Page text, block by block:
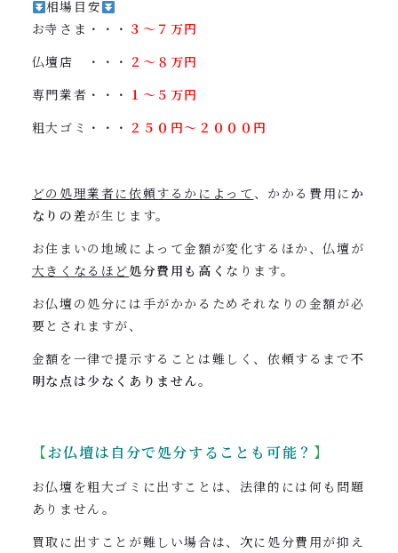
相場目安
お寺さま・・・ ３〜７万円
仏壇店 ・・・ ２〜８万円
専門業者・・・ １〜５万円
粗大ゴミ・・・ ２５０円〜２０００円
どの処理業者に依頼するかによって、かかる費用に か
なりの差が生じます。
お住まいの地域によって金額が変化するほか、仏壇が
大きくなるほど処分費用も高く なります。
お仏壇の処分には手がかかるためそれなりの金額が必
要とされますが、
金額を一律で提示することは難しく、依頼するまで不
明な点は少なくありません。
【お仏壇は 自分で処分することも可能？ 】
お仏壇を粗大ゴミに出すことは、法律的には何も問題
ありません。
買取に出すことが難しい場合は、次に処分費用が抑え